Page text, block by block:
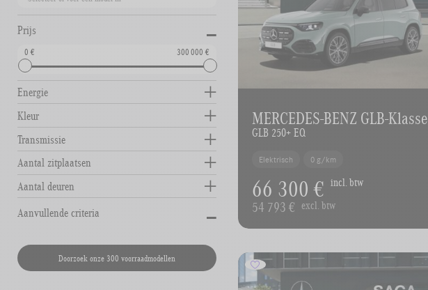
Prijs -
0 300 000
Energie
Kleur
Transmissie
Aantal zitplaatsen
Aantal deuren
Aanvullende criteria
-
Doorzoek onze 300 voorraadmodellen
MERCEDES-BENZ GLB-Klasse
GLB 250+ EQ
Elektrisch 0 g/km
66 300 € incl. btw
54 793 € excl. btw